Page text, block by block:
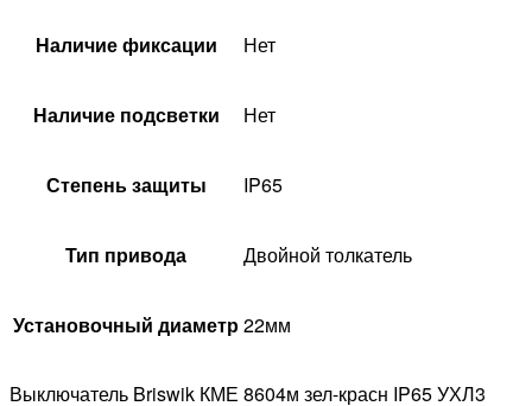
Наличие фиксации Нет
Наличие подсветки Нет
Степень защиты IP65
Тип привода Двойной толкатель
Установочный диаметр22мм
Выключатель Briswik КМЕ 8604м зел-красн IP65 УХЛ3